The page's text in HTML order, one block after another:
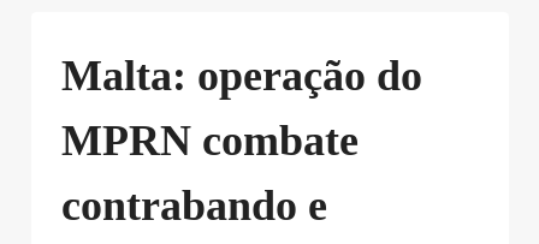
Malta: operação do
MPRN combate
contrabando e